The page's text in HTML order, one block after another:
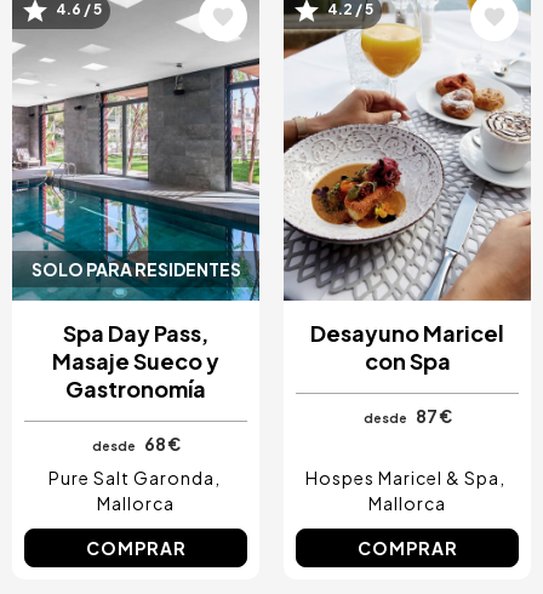
SOLO PARA RESIDENTES
Image
4.6 / 5
Spa Day Pass,
Masaje Sueco y
Gastronomía
desde
68 €
Pure Salt Garonda
Mallorca
COMPRAR
Image
4.2 / 5
Desayuno Maricel
con Spa
desde 87 €
Hospes Maricel & Spa
Mallorca
COMPRAR